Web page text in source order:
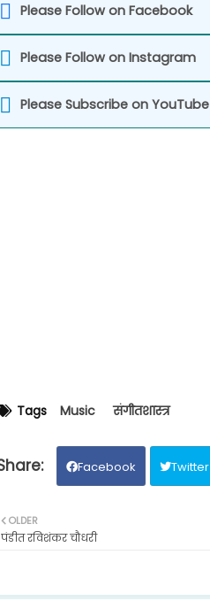
Please Follow on Facebook
Please Follow on Instagram
Please Subscribe on YouTube
Tags Music संगीतशास्त्र
Facebook Twitter
OLDER
पंडीत रविशंकर चौधरी